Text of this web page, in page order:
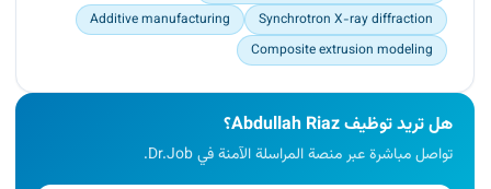
Synchrotron X-ray diffraction
Additive manufacturing
Composite extrusion modeling
هل تريد توظيف Abdullah Riaz؟
تواصل مباشرة عبر منصة المراسلة الآمنة في Dr.Job.